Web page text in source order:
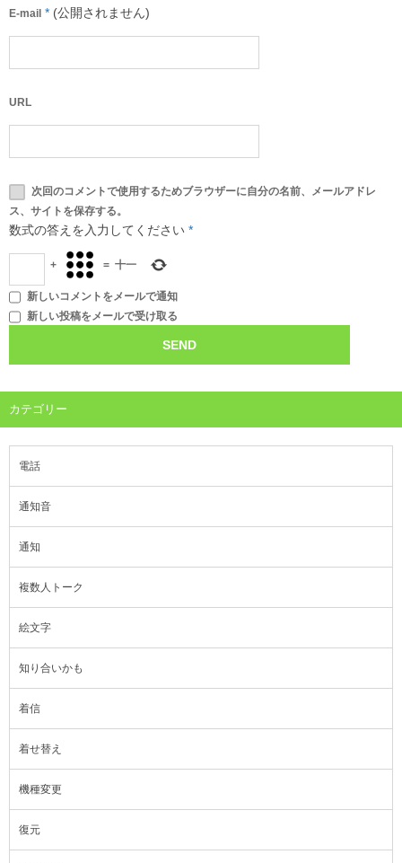
E-mail * (公開されません)
URL
次回のコメントで使用するためブラウザーに自分の名前、メールアドレ
ス、サイトを保存する。
数式の答えを入力してください *
+ = 十一
新しいコメントをメールで通知
新しい投稿をメールで受け取る
カテゴリー
電話
通知音
通知
複数人トーク
絵文字
知り合いかも
着信
着せ替え
機種変更
復元